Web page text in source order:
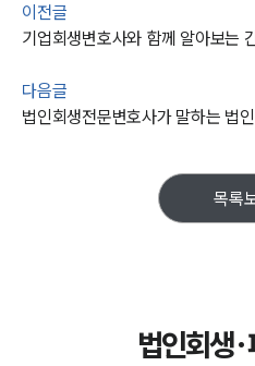
이전글
다음글
법인회생전문변호사가 말하는 법
목록
법인회생